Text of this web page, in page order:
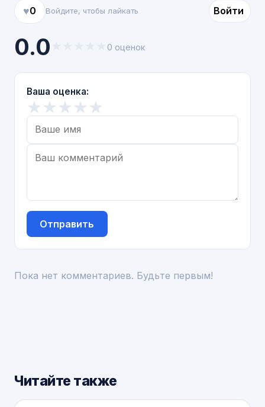
♥0 Войдите, чтобы лайкать Войти
0.0 0 оценок
Ваша оценка:
★★★★★
Отправить
Пока нет комментариев. Будьте первым!
Читайте также